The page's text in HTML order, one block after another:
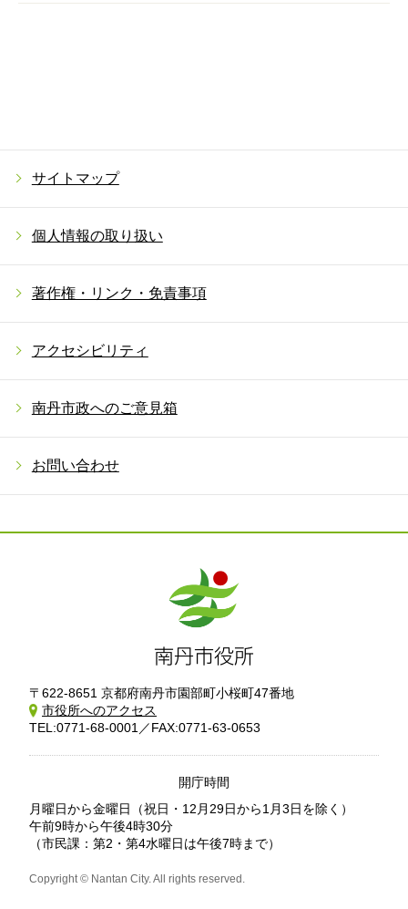
サイトマップ
個人情報の取り扱い
著作権・リンク・免責事項
アクセシビリティ
南丹市政へのご意見箱
お問い合わせ
〒622-8651 京都府南丹市園部町小桜町47番地
市役所へのアクセス
TEL:0771-68-0001／FAX:0771-63-0653
開庁時間
月曜日から金曜日
（祝日・12月29日から1月3日を除く）
午前9時から午後4時30分
（市民課：第2・第4水曜日は午後7時まで）
Copyright © Nantan City. All rights reserved.